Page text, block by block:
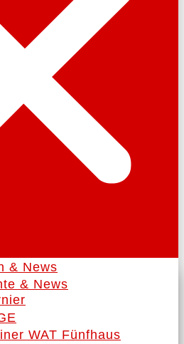
& News
& News
WAT Fünfhaus